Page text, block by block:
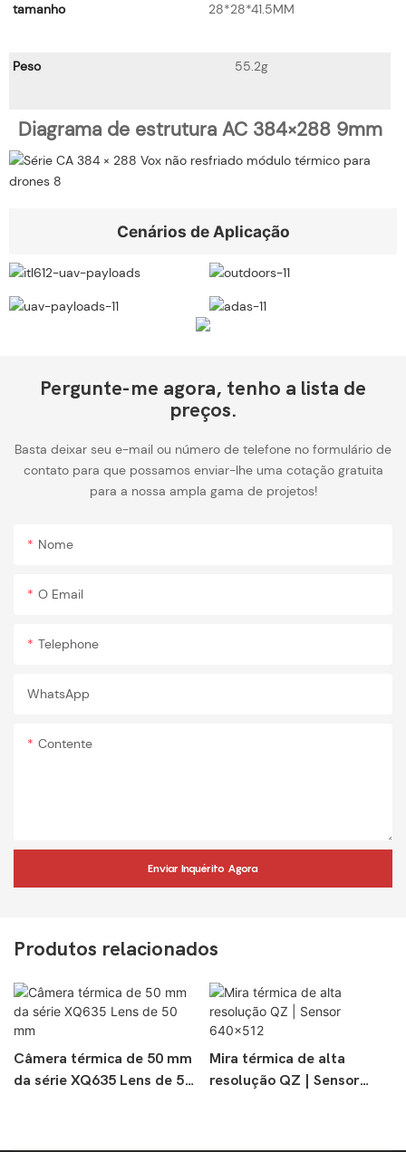
tamanho 28*28*41.5MM
Peso 55.2g
Diagrama de estrutura AC 384×288 9mm
Cenários de Aplicação
Pergunte-me agora, tenho a lista de
preços.
Basta deixar seu e-mail ou número de telefone no formulário de
contato para que possamos enviar-lhe uma cotação gratuita
para a nossa ampla gama de projetos!
Nome
O Email
Telephone
WhatsApp
Contente
Enviar Inquérito Agora
Produtos relacionados
Câmera térmica de 50 mm
da série XQ635 Lens de 50
Mira térmica de alta
resolução QZ | Sensor